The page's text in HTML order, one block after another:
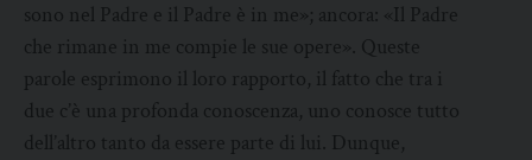
sono nel Padre e il Padre è in me»; ancora: «Il Padre
che rimane in me compie le sue opere». Queste
parole esprimono il loro rapporto, il fatto che tra i
due c’è una profonda conoscenza, uno conosce tutto
dell’altro tanto da essere parte di lui. Dunque,